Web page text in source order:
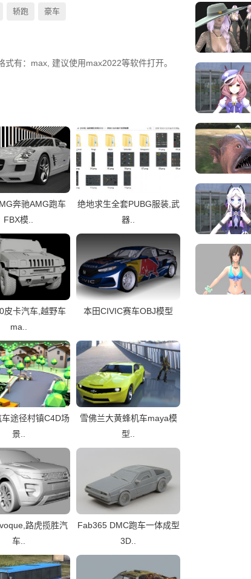
轿跑 豪车
有：max, 建议使用max2022等软件打开。
奔驰AMG跑车
FBX模..
绝地求生全套PUBG服装,武
器..
皮卡汽车,越野车
ma..
本田CIVIC赛车OBJ模型
途径村镇C4D场
景..
雪佛兰大黄蜂机车maya模
型..
路虎揽胜汽
车..
Fab365 DMC跑车一体成型
3D..